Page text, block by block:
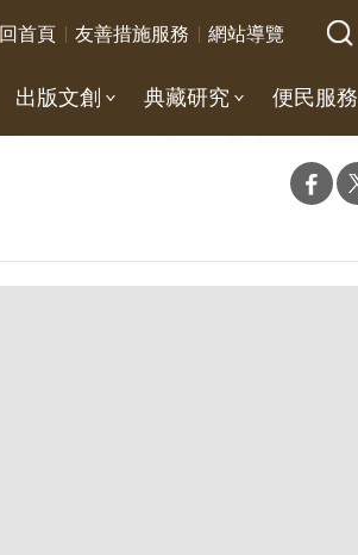
回首頁 友善措施服務 網站導覽
出版文創 典藏研究 便民服務